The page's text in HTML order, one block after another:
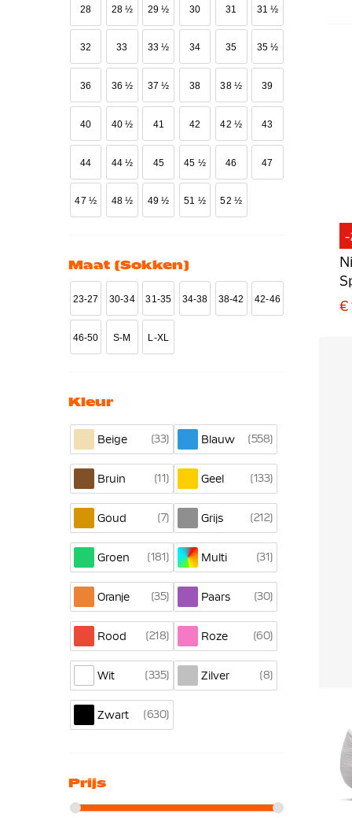
-
€
Trainingsjacks
71
Trainingspakken
294
Trainingtops
83
Vesten
86
Zweetbanden
3
28 28 ½ 29 ½ 30 31 31 ½
32 33 33 ½ 34 35 35 ½
36 36 ½ 37 ½ 38 38 ½ 39
40 40 ½ 41 42 42 ½ 43
44 44 ½ 45 45 ½ 46 47
47 ½ 48 ½ 49 ½ 51 ½ 52 ½
Maat (sokken)
23-27 30-34 31-35 34-38 38-42 42-46
46-50 S-M L-XL
Kleur
Beige 33 Blauw 558
Bruin 11 Geel 133
Goud 7 Grijs 212
Groen 181 Multi 31
Oranje 35 Paars 30
Rood 218 Roze 60
Wit 335 Zilver 8
Zwart 630
Prijs